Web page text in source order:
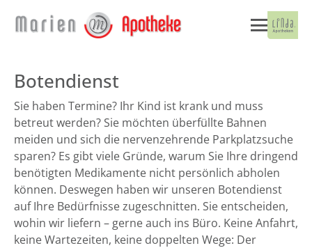
Botendienst
Sie haben Termine? Ihr Kind ist krank und muss
betreut werden? Sie möchten überfüllte Bahnen
meiden und sich die nervenzehrende Parkplatzsuche
sparen? Es gibt viele Gründe, warum Sie Ihre dringend
benötigten Medikamente nicht persönlich abholen
können. Deswegen haben wir unseren Botendienst
auf Ihre Bedürfnisse zugeschnitten. Sie entscheiden,
wohin wir liefern – gerne auch ins Büro. Keine Anfahrt,
keine Wartezeiten, keine doppelten Wege: Der